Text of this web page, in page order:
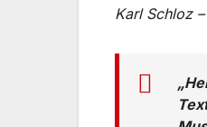
Karl Schloz